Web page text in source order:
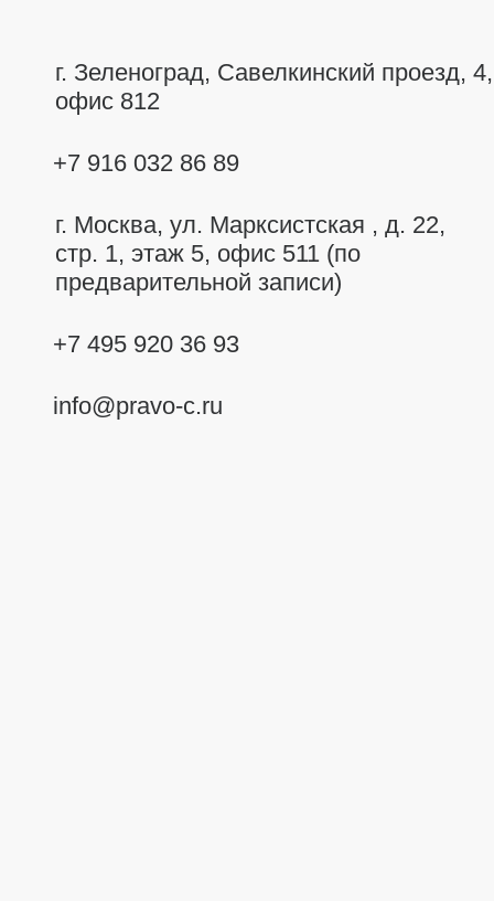
г. Зеленоград, Савелкинский проезд, 4,
офис 812
+7 916 032 86 89
г. Москва, ул. Марксистская , д. 22,
стр. 1, этаж 5, офис 511 (по
предварительной записи)
+7 495 920 36 93
info@pravo-c.ru